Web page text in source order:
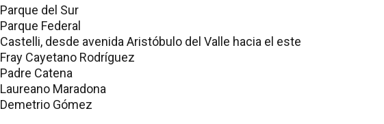
Parque del Sur
Parque Federal
Castelli, desde avenida Aristóbulo del Valle hacia el este
Fray Cayetano Rodríguez
Padre Catena
Laureano Maradona
Demetrio Gómez